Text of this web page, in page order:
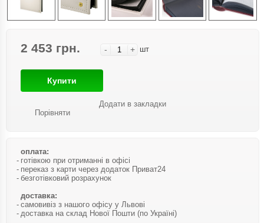
2 453 грн. - + шт
Купити
Порівняти
Додати в закладки
оплата:
готівкою при отриманні в офісі
переказ з карти через додаток Приват24
безготівковий розрахунок
доставка:
самовивіз з нашого офісу у Львові
доставка на склад Нової Пошти (по Україні)